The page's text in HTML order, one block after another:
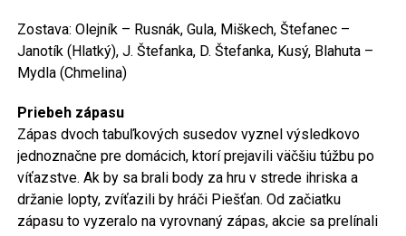
Zostava: Olejník – Rusnák, Gula, Miškech, Štefanec –
Janotík (Hlatký), J. Štefanka, D. Štefanka, Kusý, Blahuta –
Mydla (Chmelina)
Priebeh zápasu
Zápas dvoch tabuľkových susedov vyznel výsledkovo
jednoznačne pre domácich, ktorí prejavili väčšiu túžbu po
víťazstve. Ak by sa brali body za hru v strede ihriska a
držanie lopty, zvíťazili by hráči Piešťan. Od začiatku
zápasu to vyzeralo na vyrovnaný zápas, akcie sa prelínali